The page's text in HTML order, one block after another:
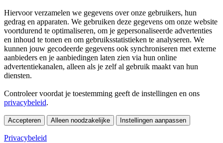
Hiervoor verzamelen we gegevens over onze gebruikers, hun
gedrag en apparaten. We gebruiken deze gegevens om onze website
voortdurend te optimaliseren, om je gepersonaliseerde advertenties
en inhoud te tonen en om gebruiksstatistieken te analyseren. We
kunnen jouw gecodeerde gegevens ook synchroniseren met externe
aanbieders en je aanbiedingen laten zien via hun online
advertentiekanalen, alleen als je zelf al gebruik maakt van hun
diensten.
Controleer voordat je toestemming geeft de instellingen en ons
privacybeleid.
Accepteren Alleen noodzakelijke Instellingen aanpassen
Privacybeleid